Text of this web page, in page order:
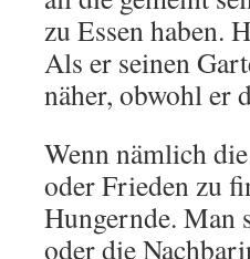
zu Essen haben.
Als er seinen
näher, obwohl er
Wenn nämlich
oder Frieden zu
Hungernde. Man
oder die